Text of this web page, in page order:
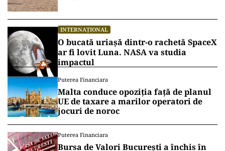
folie, cunoscut sub numele de folie de cupru
perforată (PCF), inițial pentru că era mai ușoară
decât folia de cupru expandată (ECF) actuală,
dar și pentru că ar reduce apariția crăpăturilor.
Vrei să fii mereu la curent cu toate știrile? Urmărește
Puterea.ro și pe canalul de WhatsApp
INTERNAȚIONAL
Al-Aqsa, fitilul Ierusalimului: o luptă
pentru câteva hectare aprinde lumea
musulmană